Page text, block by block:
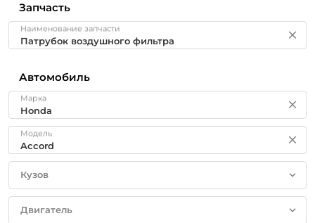
Запчасть
Наименование запчасти
Автомобиль
Марка
Модель
Кузов
Двигатель